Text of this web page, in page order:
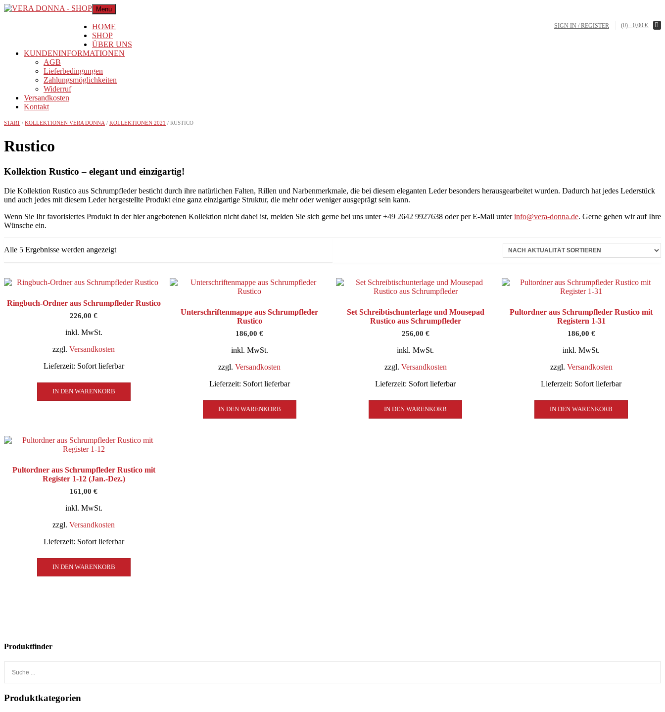
SIGN IN / REGISTER (0) - 0,00 €
Menu
HOME
SHOP
ÜBER UNS
KUNDENINFORMATIONEN
AGB
Lieferbedingungen
Zahlungsmöglichkeiten
Widerruf
Versandkosten
Kontakt
START / KOLLEKTIONEN VERA DONNA / KOLLEKTIONEN 2021 / RUSTICO
Rustico
Kollektion Rustico – elegant und einzigartig!
Die Kollektion Rustico aus Schrumpfleder besticht durch ihre natürlichen Falten, Rillen und Narbenmerkmale, die bei diesem eleganten Leder besonders herausgearbeitet wurden. Dadurch hat jedes Lederstück
und auch jedes mit diesem Leder hergestellte Produkt eine ganz einzigartige Struktur, die mehr oder weniger ausgeprägt sein kann.
Wenn Sie Ihr favorisiertes Produkt in der hier angebotenen Kollektion nicht dabei ist, melden Sie sich gerne bei uns unter +49 2642 9927638 oder per E-Mail unterinfo@vera-donna.de. Gerne gehen wir auf Ihre
Wünsche ein.
Alle 5 Ergebnisse werden angezeigtNach
Ringbuch-Ordner aus Schrumpfleder Rustico
226,00€
inkl. MwSt.
zzgl.Versandkosten
Lieferzeit: Sofort lieferbar
IN DEN WARENKORB
Unterschriftenmappe aus Schrumpfleder
Rustico
186,00€
inkl. MwSt.
zzgl.Versandkosten
Lieferzeit: Sofort lieferbar
IN DEN WARENKORB
Set Schreibtischunterlage und Mousepad
Rustico aus Schrumpfleder
256,00 €
inkl. MwSt.
zzgl. Versandkosten
Lieferzeit: Sofort lieferbar
IN DEN WARENKORB
Pultordner aus Schrumpfleder Rustico mit
Registern 1-31
186,00 €
inkl. MwSt.
zzgl. Versandkosten
Lieferzeit: Sofort lieferbar
IN DEN WARENKORB
Pultordner aus Schrumpfleder Rustico mit
Register 1-12 (Jan.-Dez.)
161,00€
inkl. MwSt.
zzgl.Versandkosten
Lieferzeit: Sofort lieferbar
IN DEN WARENKORB
Produktfinder
Produktkategorien